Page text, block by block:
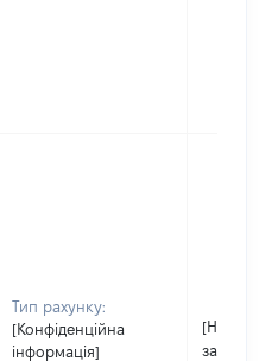
Тип рахунку:
[Конфіденційна
інформація]
[Не